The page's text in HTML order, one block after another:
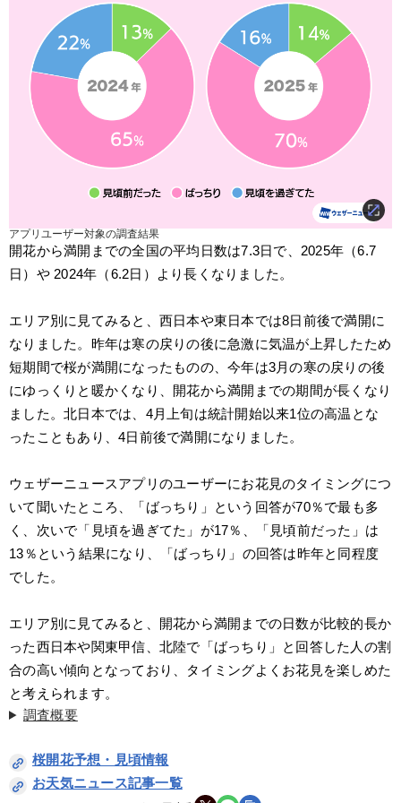
アプリユーザー対象の調査結果
開花から満開までの全国の平均日数は7.3日で、2025年（6.7
日）や 2024年（6.2日）より長くなりました。
エリア別に見てみると、西日本や東日本では8日前後で満開に
なりました。昨年は寒の戻りの後に急激に気温が上昇したため
短期間で桜が満開になったものの、今年は3月の寒の戻りの後
にゆっくりと暖かくなり、開花から満開までの期間が長くなり
ました。北日本では、4月上旬は統計開始以来1位の高温とな
ったこともあり、4日前後で満開になりました。
ウェザーニュースアプリのユーザーにお花見のタイミングにつ
いて聞いたところ、「ばっちり」という回答が70％で最も多
く、次いで「見頃を過ぎてた」が17％、「見頃前だった」は
13％という結果になり、「ばっちり」の回答は昨年と同程度
でした。
エリア別に見てみると、開花から満開までの日数が比較的長か
った西日本や関東甲信、北陸で「ばっちり」と回答した人の割
合の高い傾向となっており、タイミングよくお花見を楽しめた
と考えられます。
調査概要
桜開花予想・見頃情報
お天気ニュース記事一覧